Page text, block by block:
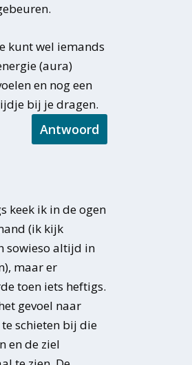
kunt wel iemands
(aura)
en nog een
bij je dragen.
Antwoord
keek ik in de ogen
(ik kijk
sowieso altijd in
maar er
toen iets heftigs.
gevoel naar
schieten bij die
en de ziel